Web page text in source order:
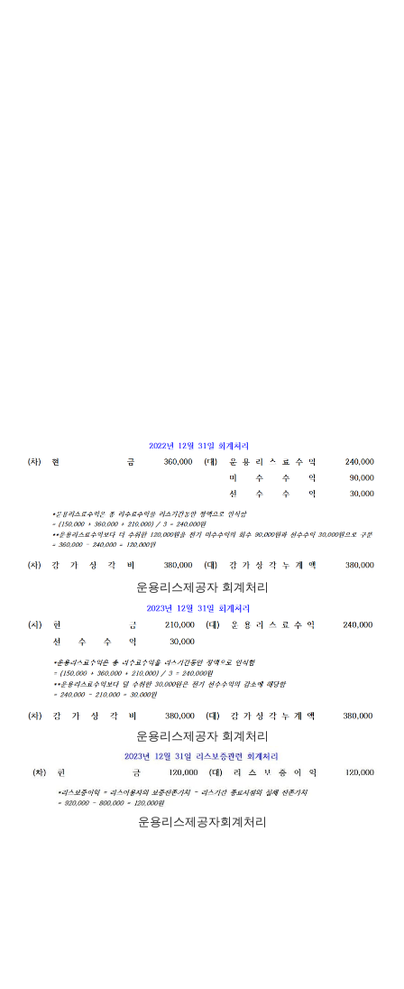
운용리스제공자 회계처리
운용리스제공자 회계처리
운용리스제공자회계처리